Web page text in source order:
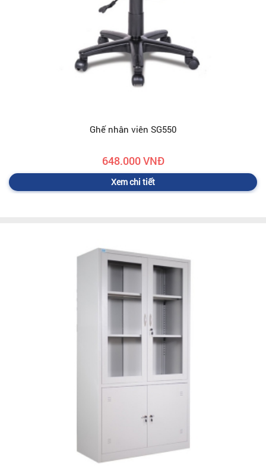
Ghế nhân viên SG550
648.000 VNĐ
Xem chi tiết